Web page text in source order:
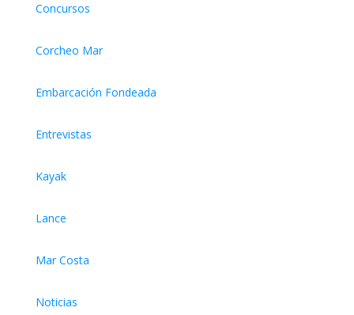
Concursos
Corcheo Mar
Embarcación Fondeada
Entrevistas
Kayak
Lance
Mar Costa
Noticias